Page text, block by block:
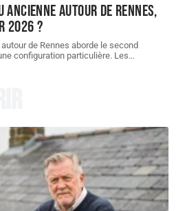
ancienne autour de Rennes,
2026 ?
de Rennes aborde le second
configuration particulière. Les…